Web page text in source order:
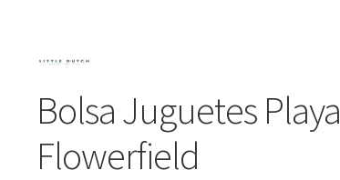
Bolsa Juguetes Playa
Flowerfield